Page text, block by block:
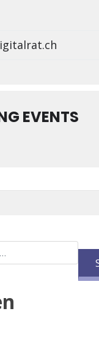
EVENTS